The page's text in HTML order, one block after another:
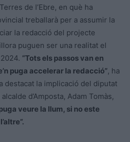
de l’Ebre, en què ha
treballarà per a assumir la
la redacció del projecte
puguen ser una realitat el
“Tots els passos van en
puga accelerar la redacció”, ha
destacat la implicació del diputat
d’Amposta, Adam Tomàs,
veure la llum, si no este